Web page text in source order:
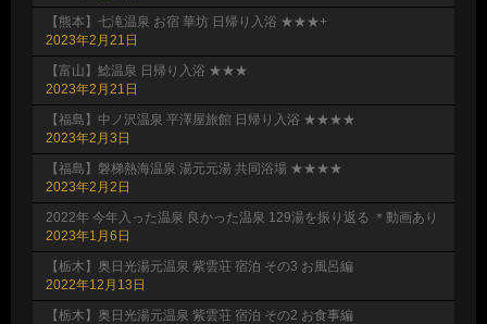
【熊本】七滝温泉 お宿 華坊 日帰り入浴 ★★★+
2023年2月21日
【富山】鯰温泉 日帰り入浴 ★★★
2023年2月21日
【福島】中ノ沢温泉 平澤屋旅館 日帰り入浴 ★★★★
2023年2月3日
【福島】磐梯熱海温泉 湯元元湯 共同浴場 ★★★★
2023年2月2日
2022年 今年入った温泉 良かった温泉 129湯を振り返る ＊動画あり
2023年1月6日
【栃木】奥日光湯元温泉 紫雲荘 宿泊 その3 お風呂編
2022年12月13日
【栃木】奥日光湯元温泉 紫雲荘 宿泊 その2 お食事編